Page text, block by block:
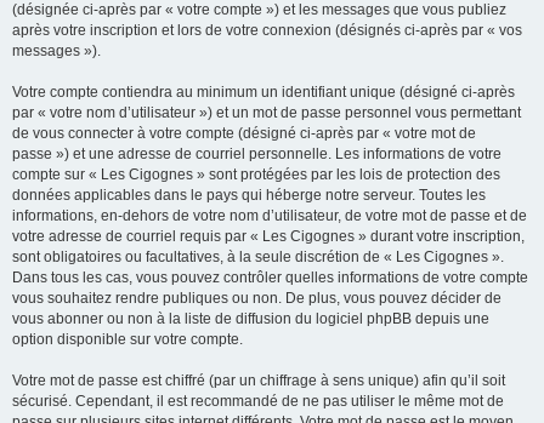
(désignée ci-après par « votre compte ») et les messages que vous publiez
après votre inscription et lors de votre connexion (désignés ci-après par « vos
messages »).
Votre compte contiendra au minimum un identifiant unique (désigné ci-après
par « votre nom d’utilisateur ») et un mot de passe personnel vous permettant
de vous connecter à votre compte (désigné ci-après par « votre mot de
passe ») et une adresse de courriel personnelle. Les informations de votre
compte sur « Les Cigognes » sont protégées par les lois de protection des
données applicables dans le pays qui héberge notre serveur. Toutes les
informations, en-dehors de votre nom d’utilisateur, de votre mot de passe et de
votre adresse de courriel requis par « Les Cigognes » durant votre inscription,
sont obligatoires ou facultatives, à la seule discrétion de « Les Cigognes ».
Dans tous les cas, vous pouvez contrôler quelles informations de votre compte
vous souhaitez rendre publiques ou non. De plus, vous pouvez décider de
vous abonner ou non à la liste de diffusion du logiciel phpBB depuis une
option disponible sur votre compte.
Votre mot de passe est chiffré (par un chiffrage à sens unique) afin qu’il soit
sécurisé. Cependant, il est recommandé de ne pas utiliser le même mot de